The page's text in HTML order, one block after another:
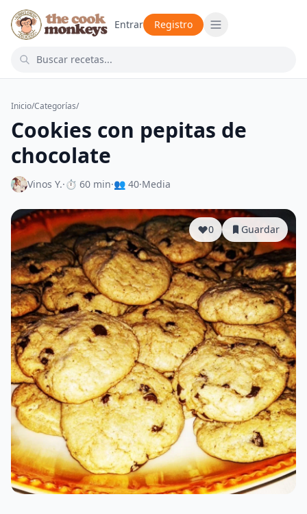
Entrar Registro
Inicio/Categorías/
Cookies con pepitas de
chocolate
Vinos Y.·⏱ 60 min·👥 40·Media
0 Guardar